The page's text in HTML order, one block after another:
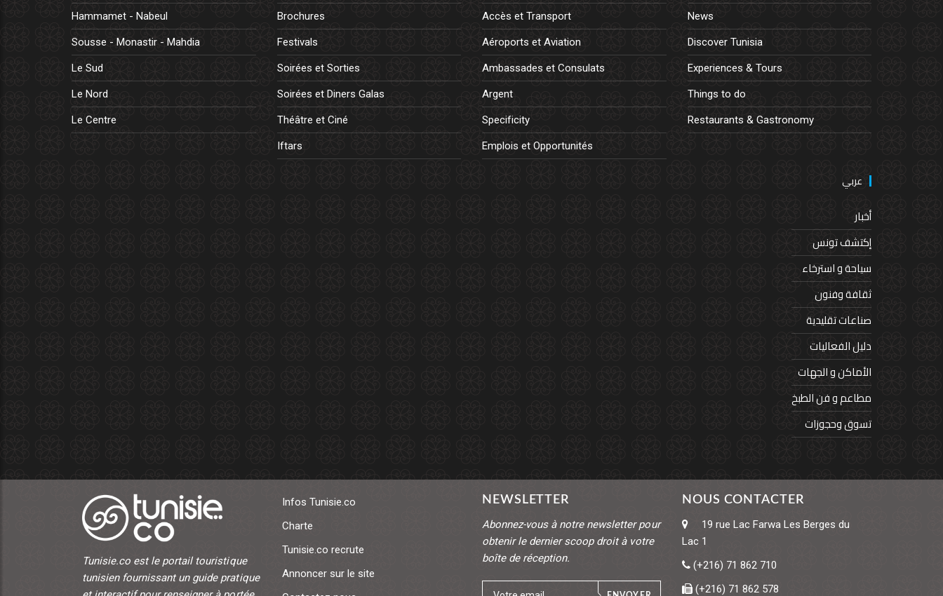
Hammamet - Nabeul
Sousse - Monastir - Mahdia
Le Sud
Le Nord
Le Centre
Brochures
Festivals
Soirées et Sorties
Soirées et Diners Galas
Théâtre et Ciné
Iftars
Accès et Transport
Aéroports et Aviation
Ambassades et Consulats
Argent
Specificity
Emplois et Opportunités
News
Discover Tunisia
Experiences & Tours
Things to do
Restaurants & Gastronomy
عربي
أخبار
إكتشف تونس
سياحة و استرخاء
ثقافة وفنون
صناعات تقليدية
دليل الفعاليات
الأماكن و الجهات
مطاعم و فن الطبخ
تسوق وحجوزات
Tunisie.co est le portail touristique
tunisien fournissant un guide pratique
Infos Tunisie.co
Charte
Tunisie.co recrute
Annoncer sur le site
NEWSLETTER
Abonnez-vous à notre newsletter pour
obtenir le dernier scoop droit à votre
boîte de réception.
NOUS CONTACTER
19 rue Lac FarwaLes Berges du
Lac 1
(+216) 71 862 710
(+216) 71 862 578